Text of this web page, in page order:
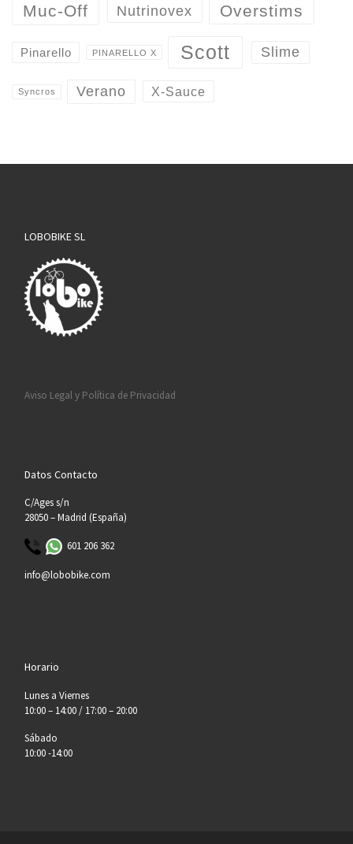
Muc-Off Nutrinovex Overstims
Pinarello PINARELLO X Scott Slime
Syncros Verano X-Sauce
LOBOBIKE SL
Aviso Legal y Política de Privacidad
Datos Contacto
C/Ages s/n
28050 – Madrid (España)
601 206 362
info@lobobike.com
Horario
Lunes a Viernes
10:00 – 14:00 / 17:00 – 20:00
Sábado
10:00 -14:00